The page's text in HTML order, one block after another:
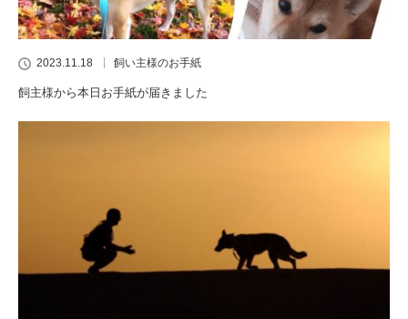
2023.11.18 飼い主様のお手紙
飼主様から本日お手紙が届きました